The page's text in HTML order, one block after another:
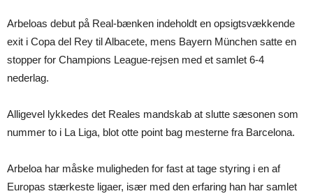
Arbeloas debut på Real-bænken indeholdt en opsigtsvækkende
exit i Copa del Rey til Albacete, mens Bayern München satte en
stopper for Champions League-rejsen med et samlet 6-4
nederlag.
Alligevel lykkedes det Reales mandskab at slutte sæsonen som
nummer to i La Liga, blot otte point bag mesterne fra Barcelona.
Arbeloa har måske muligheden for fast at tage styring i en af
Europas stærkeste ligaer, især med den erfaring han har samlet